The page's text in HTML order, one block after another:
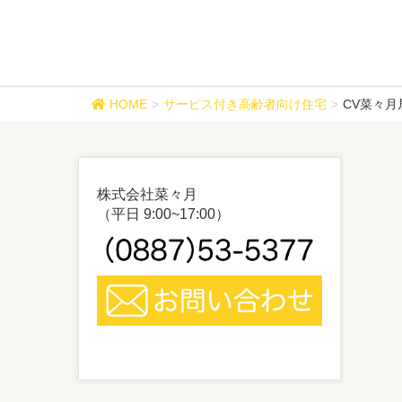
HOME サービス付き高齢者向け住宅 CV菜々月
株式会社菜々月
（平日 9:00~17:00）